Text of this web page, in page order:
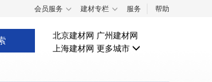
会员服务 建材专栏 服务 帮助
北京建材网 广州建材网
上海建材网 更多城市